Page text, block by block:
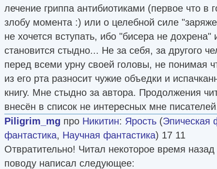
лечение гриппа антибиотиками (первое что в
злобу момента :) или о целебной силе
не хочется вступать, ибо "бисера не
становится стыдно... Не за себя, за другого
перед всеми урну своей головы, не понимая
из его рта разносит чужие объедки и
книгу. Мне стыдно за автора. Продолжения
внесён в список не интересных мне
Piligrim_mg про Никитин: Ярость (Эпическая
фантастика, Научная фантастика) 17 11
Отвратительно! Читал некоторое время
поводу написал следующее: